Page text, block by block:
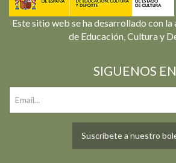
Este sitio web se ha desarrollado con
de Educación, Cultura y
SIGUENOS EN
Suscríbete a nuestro